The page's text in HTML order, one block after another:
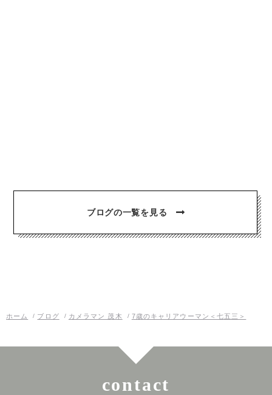
ブログの一覧を見る
ホーム ブログ カメラマン 茂木 7歳のキャリアウーマン＜七五三＞
contact